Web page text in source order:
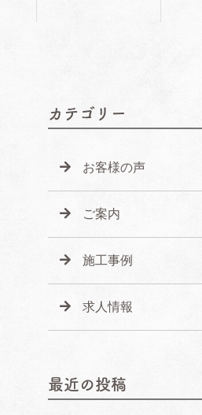
カテゴリー
お客様の声
ご案内
施工事例
求人情報
最近の投稿